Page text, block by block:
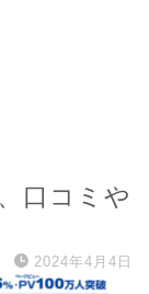
口コミや
2024年4月4日